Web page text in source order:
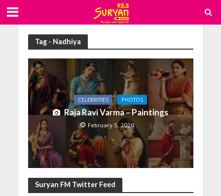
Tag - Nadhiya
CELEBRITIES PHOTOS
Raja Ravi Varma – Paintings
February 5, 2020
Suryan FM Twitter Feed